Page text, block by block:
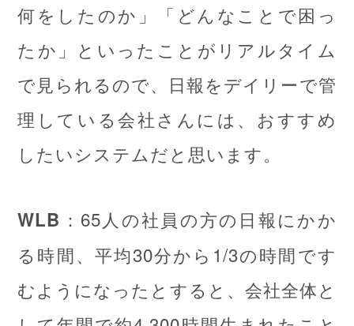
何をしたのか」「どんなことで困っ
たか」といったことがリアルタイム
で見られるので、日報をデイリーで管
理している会社さんには、おすすめ
したいシステムだと思います。
WLB ：65人の社員の方の日報にかか
る時間、平均30分から1/3の時間です
むようになったとすると、会社全体と